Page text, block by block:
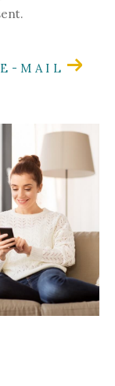
MAIL
Piscine